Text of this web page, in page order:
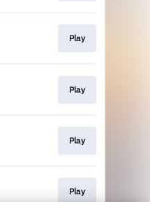
Play
Play
Play
Play